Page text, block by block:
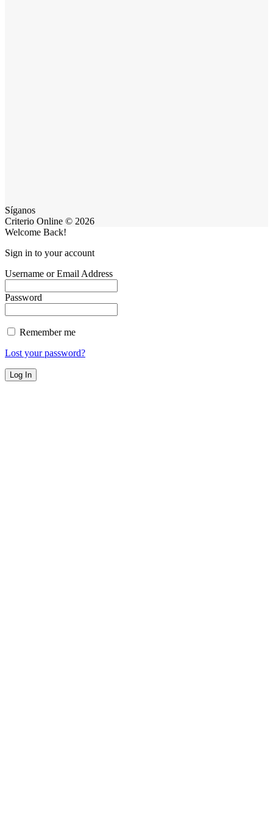
Síganos
Criterio Online © 2026
Welcome Back!
Sign in to your account
Username or Email Address
Password
Remember me
Lost your password?